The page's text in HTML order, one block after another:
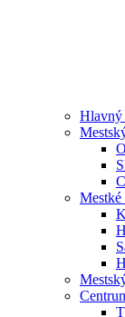
Hlavný
Mestké